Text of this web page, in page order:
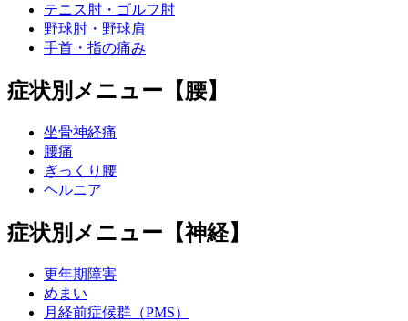
テニス肘・ゴルフ肘
野球肘・野球肩
手首・指の痛み
症状別メニュー【腰】
坐骨神経痛
腰痛
ぎっくり腰
ヘルニア
症状別メニュー【神経】
更年期障害
めまい
月経前症候群（PMS）